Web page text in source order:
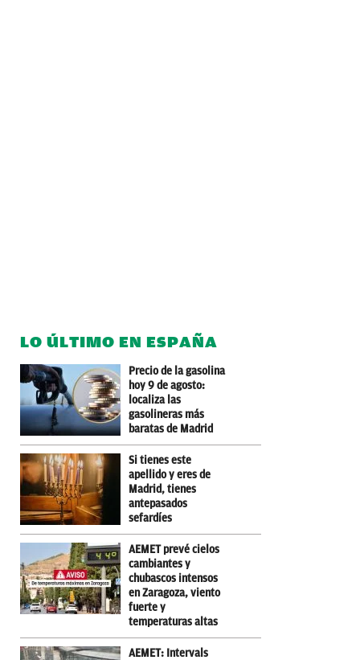
LO ÚLTIMO EN ESPAÑA
Precio de la gasolina
hoy 9 de agosto:
localiza las
gasolineras más
baratas de Madrid
Si tienes este
apellido y eres de
Madrid, tienes
antepasados
sefardíes
AEMET prevé cielos
cambiantes y
chubascos intensos
en Zaragoza, viento
fuerte y
temperaturas altas
AEMET: Intervals